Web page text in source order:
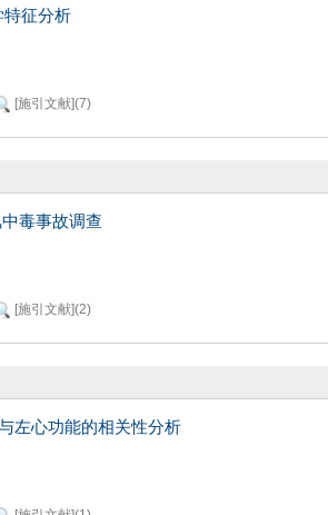
征分析
[施引文献](7 )
毒事故调查
[施引文献](2)
左心功能的相关性分析